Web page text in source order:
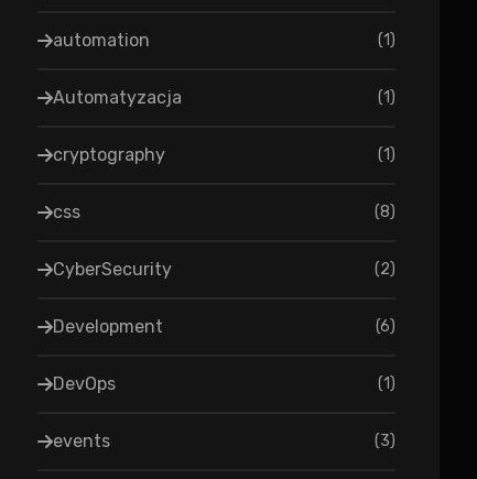
automation (1)
Automatyzacja (1)
cryptography (1)
css (8)
CyberSecurity (2)
Development (6)
DevOps (1)
events (3)